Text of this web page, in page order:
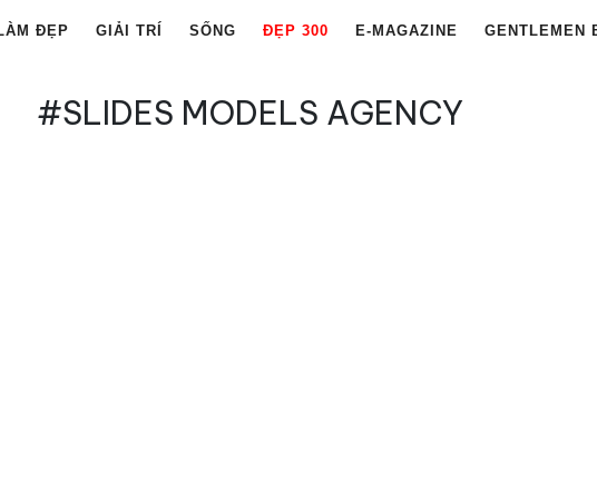
ĐẸP GIẢI TRÍ SỐNG ĐẸP 300 E-MAGAZINE GENTLEMEN
#SLIDES MODELS AGENCY